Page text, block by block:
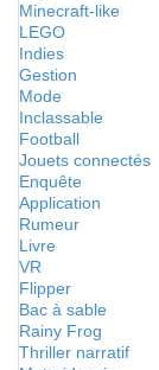
Minecraft-like
LEGO
Indies
Gestion
Mode
Inclassable
Football
Jouets connectés
Enquête
Application
Rumeur
Livre
VR
Flipper
Bac à sable
Rainy Frog
Thriller narratif